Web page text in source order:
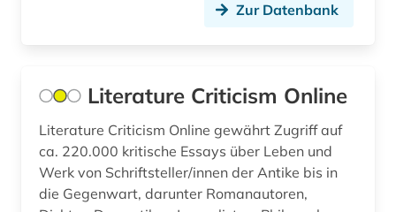
Zur Datenbank
Literature Criticism Online
Literature Criticism Online gewährt Zugriff auf
ca. 220.000 kritische Essays über Leben und
Werk von Schriftsteller/innen der Antike bis in
die Gegenwart, darunter Romanautoren,